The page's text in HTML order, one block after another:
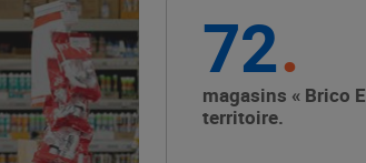
72
magasins « Brico
territoire.